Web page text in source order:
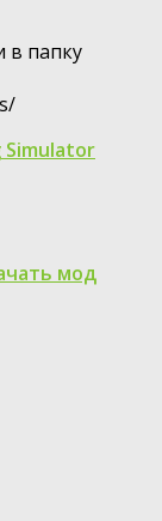
в папку
Simulator
мод